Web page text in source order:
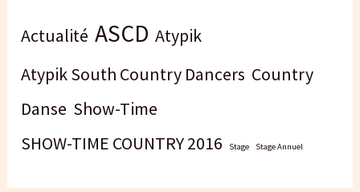
Actualité ASCD Atypik
Atypik South Country Dancers Country
Danse Show-Time
SHOW-TIME COUNTRY 2016
Stage Stage Annuel